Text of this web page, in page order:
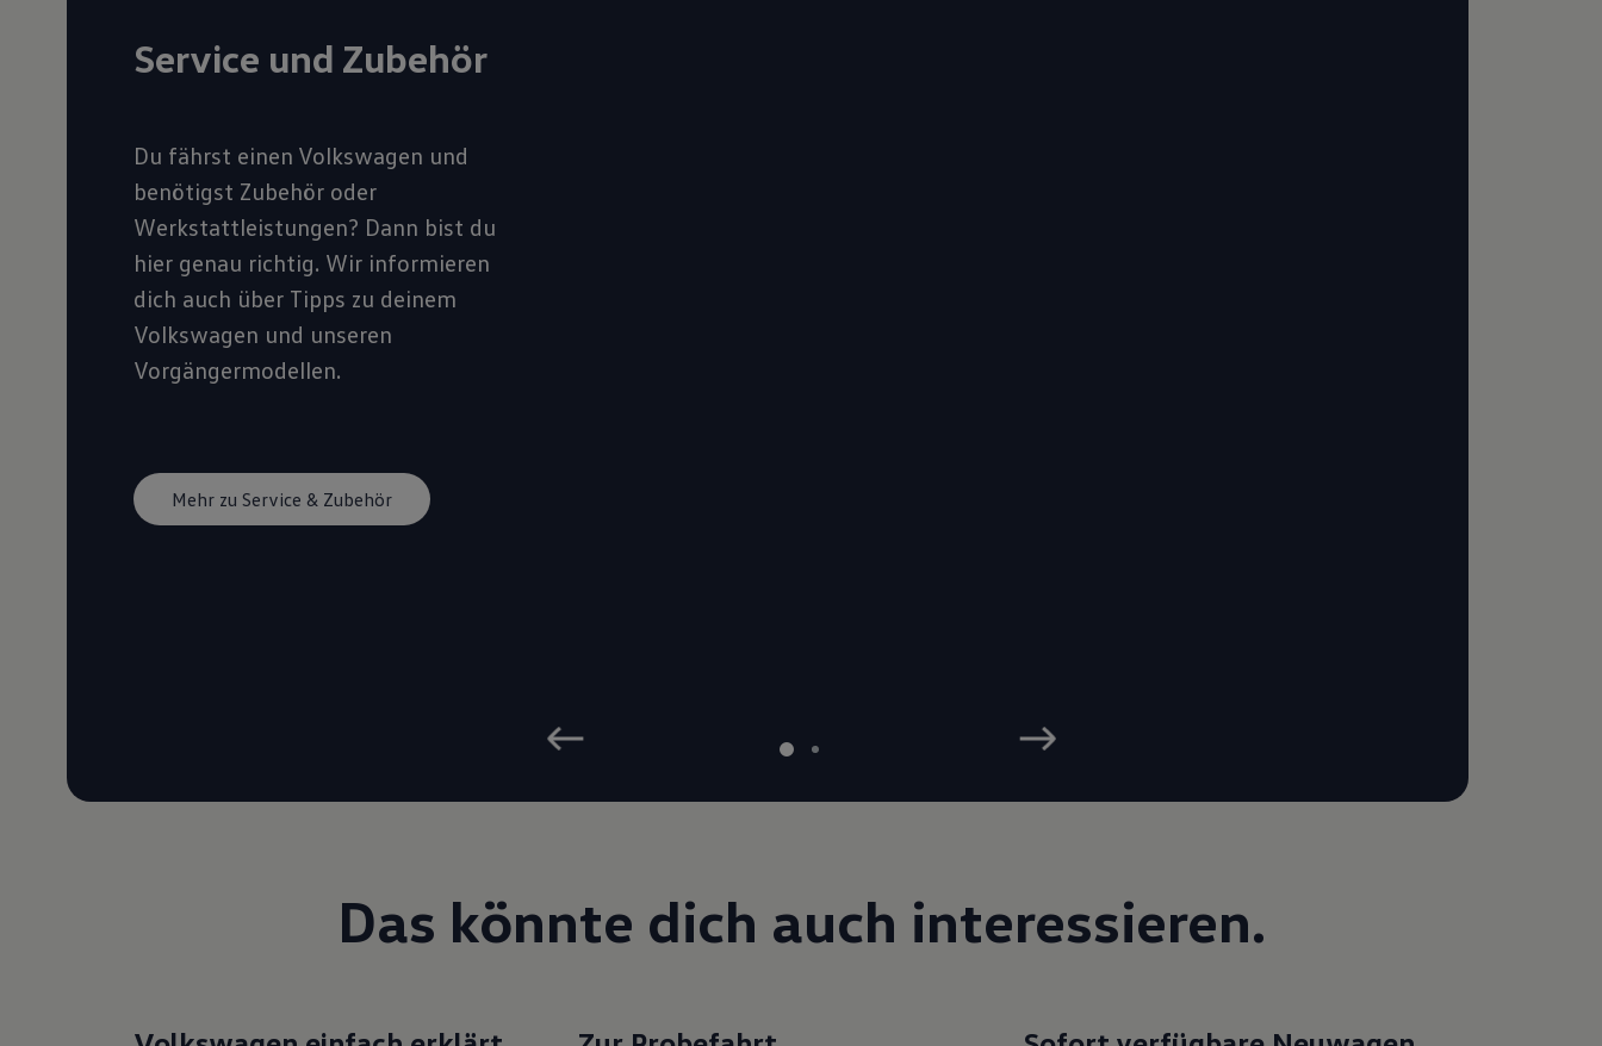
Service und Zubehör
Du fährst einen Volkswagen und
benötigst Zubehör oder
Werkstattleistungen? Dann bist du
hier genau richtig. Wir informieren
dich auch über Tipps zu deinem
Volkswagen und unseren
Vorgängermodellen.
Mehr zu Service & Zubehör
Das könnte dich auch inter­essieren.